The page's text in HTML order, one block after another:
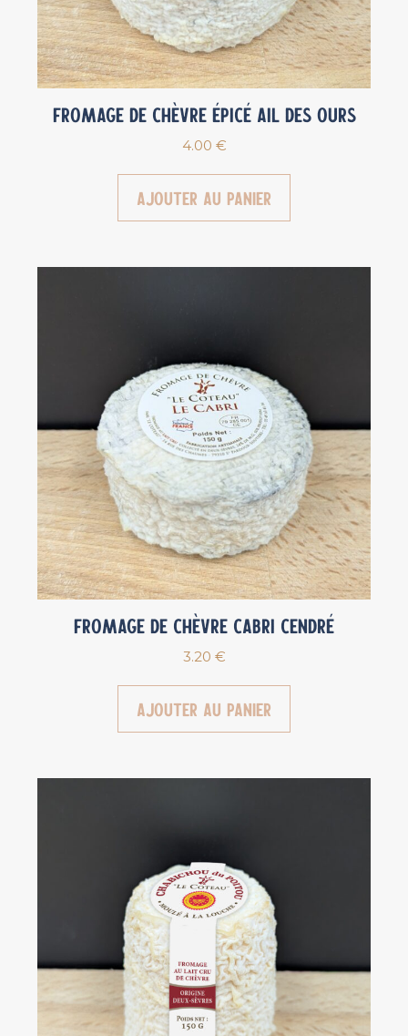
Fromage de chèvre épicé Ail des ours
4.00 €
Ajouter au panier
Fromage de chèvre Cabri cendré
3.20 €
Ajouter au panier